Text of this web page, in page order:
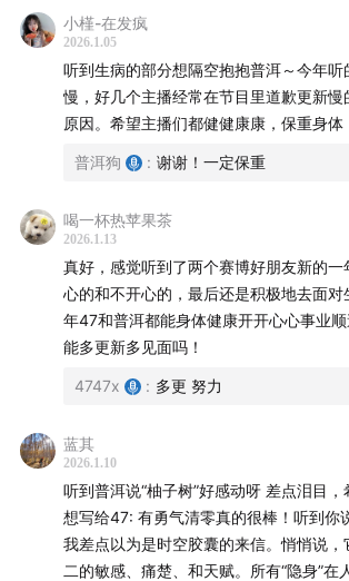
身体与精神的疲劳
33:44 色香味俱全！
40:10治疗病痛（比较揪心，可以略过
作为译者的奇妙体会
51:16译者直面“失败”
57:00
结束撒花~~
又是因为各种繁忙而没有多多更新的一年
听与鼓励，也祝福所有听众朋友们身体健
小槿-在发疯
2026.1.05
听到生病的部分想隔空抱抱普洱～今年听
慢，好几个主播经常在节目里道歉更新
原因。希望主播们都健健康康，保重身体
普洱狗 : 谢谢！一定保重
喝一杯热苹果茶
2026.1.13
真好，感觉听到了两个赛博好朋友新的
心的和不开心的，最后还是积极地去面
年47和普洱都能身体健康开开心心事业
能多更新多见面吗！
4747x : 多更 努力
蓝其
2026.1.10
听到普洱说“柚子树”好感动呀 差点泪目
想写给47: 有勇气清零真的很棒！听到你
我差点以为是时空胶囊的来信。悄悄说
二的敏感、痛楚、和天赋。所有“隐身”在